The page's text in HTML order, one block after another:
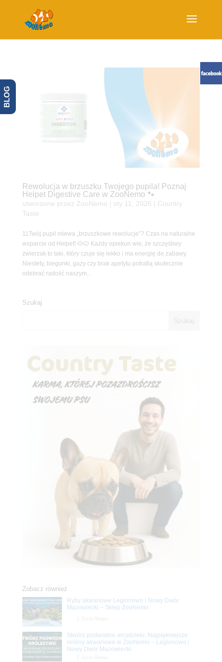
Rewolucja w brzuszku Twojego pupila! Poznaj
Helpet Digestive Care w ZooNemo 🐾
utworzone przez ZooNemo sty 11, 2026
Country
Taste
11Twój pupil miewa „brzuszkowe rewolucje”? Czas na naturalne
wsparcie od Helpet! 🐶🐱 Każdy opiekun wie, że szczęśliwy
zwierzak to taki, który czuje się lekko i ma energię do zabawy.
Niestety, biegunki, gazy czy brak apetytu potrafią skutecznie
odebrać radość naszym...
Szukaj
Zobacz również
Ryby akwariowe Legionowo i Nowy Dwór
Mazowiecki – Sklep ZooNemo
Stwórz podwodne arcydzieło: Najpiękniejsze
rośliny akwariowe w ZooNemo – Legionowo i
Nowy Dwór Mazowiecki
BLOG